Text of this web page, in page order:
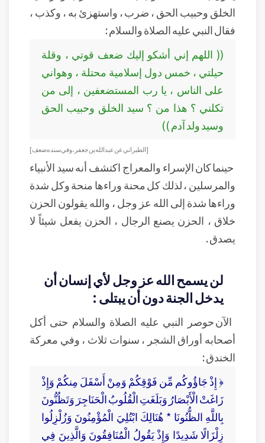
الخلق وحبيب الحق ، ضرب ، واستهزئ به ، وكذب ،
فقال النبي عليه الصلاة والسلام :
(( اللهم إني أشكو إليك ضعف قوتي ، وقلة
حيلتي ، خمس دول إسلامية محتلة ، وهواني
على الناس ، يا رب المستضعفين ، إلى من
تكلني ؟ هذا من ؟ سيد الخلق وحبيب الحق
وسيد ولد آدم ))
[ الطبراني عن عبد الله بن جعفر ، وفي سنده ضعف ]
حينما كان الإسراء والمعراج اكتشف أنه سيد الأنبياء
والمرسلين ، لذلك كل محنة وراءها منحة وكل شدة
وراءها شدة إلى الله عز وجل ، والله يقولون الحزن
خلاق ، الحزن يصنع الرجال ، الحزن يفعل شيئاً لا
يصدق .
لن يسمح الله عز وجل لأي إنسان أن
يدخل الجنة دون أن يبتلى :
الآن حوصر النبي عليه الصلاة والسلام حتى أكل
أصحابه أوراق الشجر ، سنوات ثلاث ، وفي معركة
الخندق :
﴿ إِذْ جَاؤُوكُم مِّن فَوْقِكُمْ وَمِنْ أَسْفَلَ مِنكُمْ وَإِذْ
زَاغَتْ الْأَبْصَارُ وَبَلَغَتِ الْقُلُوبُ الْحَنَاجِرَ وَتَظُنُّونَ
بِاللَّهِ الظُّنُونَا * هُنَالِكَ ابْتُلِيَ الْمُؤْمِنُونَ وَزُلْزِلُوا
زِلْزَالًا شَدِيدًا وَإِذْ يَقُولُ الْمُنَافِقُونَ وَالَّذِينَ فِي